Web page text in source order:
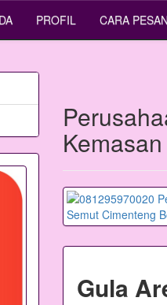
PROFIL CARA PESAN
Gula